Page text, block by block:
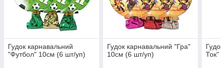
Гудок карнавальний
"Футбол" 10см (6 шт/уп)
Гудок карнавальний "Гра"
10см (6 шт/уп)